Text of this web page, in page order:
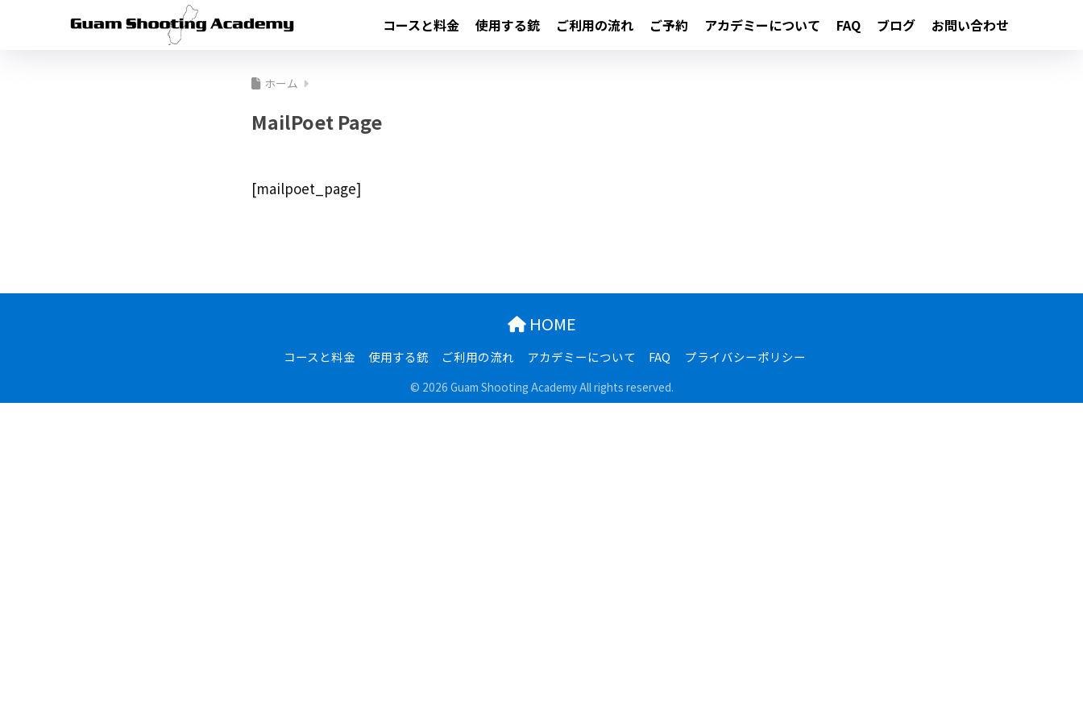
コースと料金 使用する銃 ご利用の流れ ご予約 アカデミーについて FAQ ブログ お問い合わせ
ホーム
MailPoet Page
[mailpoet_page]
HOME
コースと料金 使用する銃 ご利用の流れ アカデミーについて FAQ プライバシーポリシー
© 2026 Guam Shooting Academy All rights reserved.